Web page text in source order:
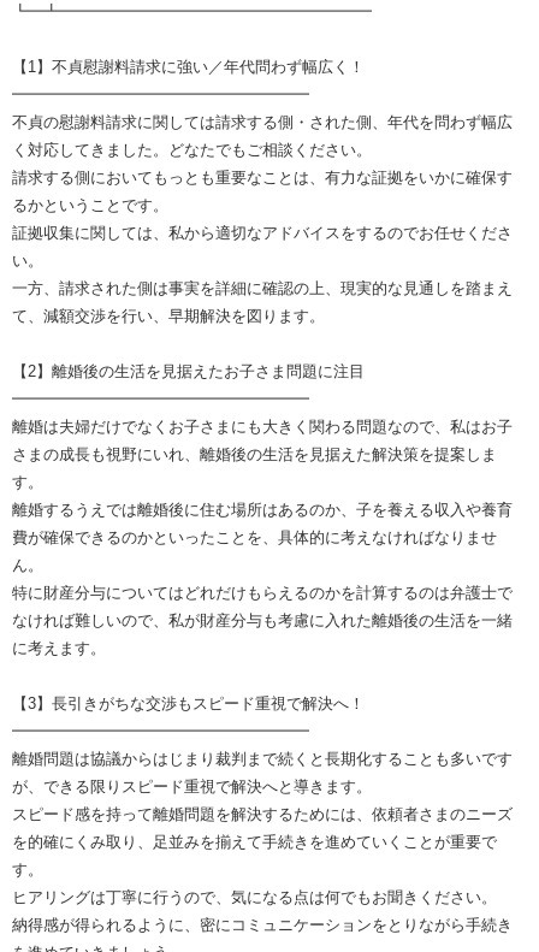
┗━┻━━━━━━━━━━━━━━━━━━━━
【1】不貞慰謝料請求に強い／年代問わず幅広く！
━━━━━━━━━━━━━━━━━━━
不貞の慰謝料請求に関しては請求する側・された側、年代を問わず幅広
く対応してきました。どなたでもご相談ください。
請求する側においてもっとも重要なことは、有力な証拠をいかに確保す
るかということです。
証拠収集に関しては、私から適切なアドバイスをするのでお任せくださ
い。
一方、請求された側は事実を詳細に確認の上、現実的な見通しを踏まえ
て、減額交渉を行い、早期解決を図ります。
【2】離婚後の生活を見据えたお子さま問題に注目
━━━━━━━━━━━━━━━━━━━
離婚は夫婦だけでなくお子さまにも大きく関わる問題なので、私はお子
さまの成長も視野にいれ、離婚後の生活を見据えた解決策を提案しま
す。
離婚するうえでは離婚後に住む場所はあるのか、子を養える収入や養育
費が確保できるのかといったことを、具体的に考えなければなりませ
ん。
特に財産分与についてはどれだけもらえるのかを計算するのは弁護士で
なければ難しいので、私が財産分与も考慮に入れた離婚後の生活を一緒
に考えます。
【3】長引きがちな交渉もスピード重視で解決へ！
━━━━━━━━━━━━━━━━━━━
離婚問題は協議からはじまり裁判まで続くと長期化することも多いです
が、できる限りスピード重視で解決へと導きます。
スピード感を持って離婚問題を解決するためには、依頼者さまのニーズ
を的確にくみ取り、足並みを揃えて手続きを進めていくことが重要で
す。
ヒアリングは丁寧に行うので、気になる点は何でもお聞きください。
納得感が得られるように、密にコミュニケーションをとりながら手続き